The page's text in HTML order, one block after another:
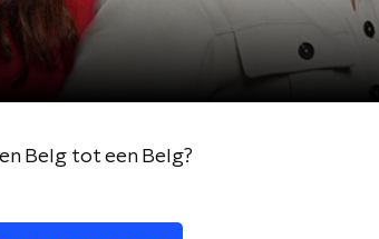
Belg tot een Belg?